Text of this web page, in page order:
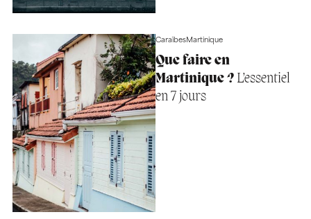
CaraïbesMartinique
Que faire en
Martinique ?L’essentiel
en 7 jours